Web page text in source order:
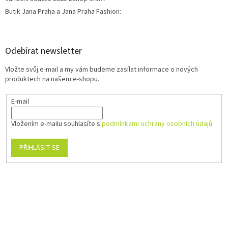
Butik Jana Praha a Jana Praha Fashion:
Odebírat newsletter
Vložte svůj e-mail a my vám budeme zasílat informace o nových
produktech na našem e-shopu.
E-mail
Vložením e-mailu souhlasíte s podmínkami ochrany osobních údajů
PŘIHLÁSIT SE